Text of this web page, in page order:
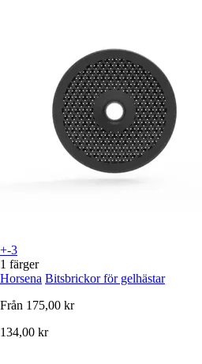
+-3
1 färger
Horsena Bitsbrickor för gelhästar
Från 175,00 kr
134,00 kr